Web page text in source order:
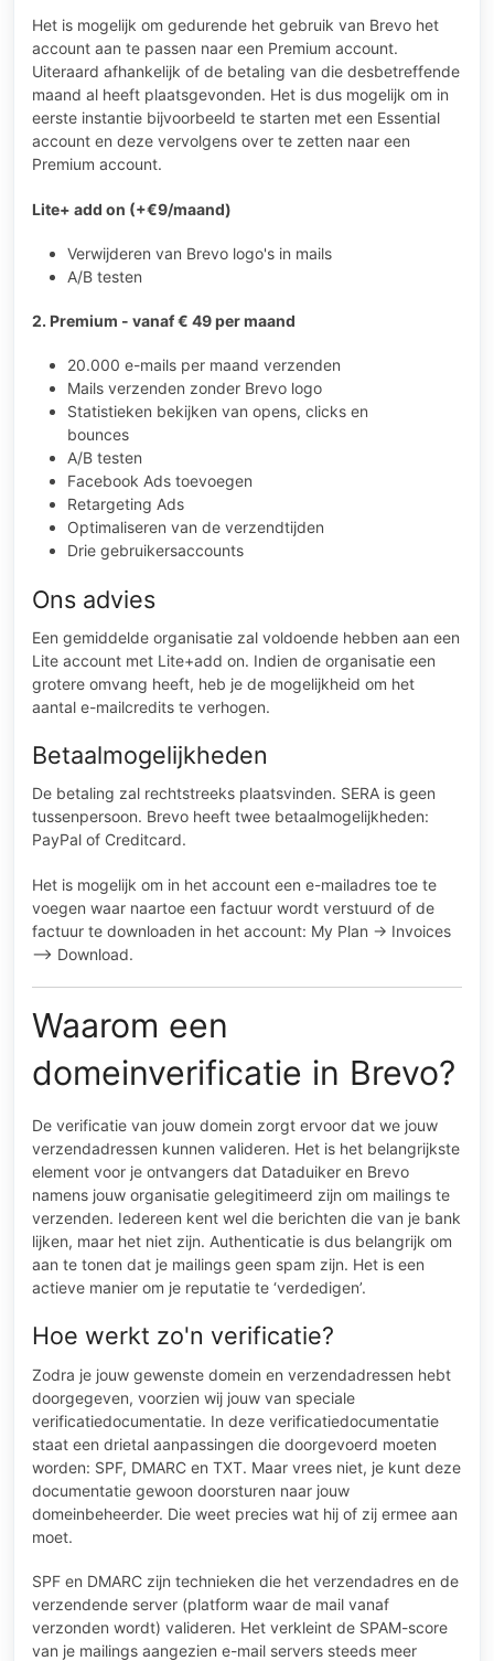
Het is mogelijk om gedurende het gebruik van Brevo het
account aan te passen naar een Premium account.
Uiteraard afhankelijk of de betaling van die desbetreffende
maand al heeft plaatsgevonden. Het is dus mogelijk om in
eerste instantie bijvoorbeeld te starten met een Essential
account en deze vervolgens over te zetten naar een
Premium account.
Lite+ add on (+€9/maand)
Verwijderen van Brevo logo's in mails
A/B testen
2. Premium - vanaf € 49 per maand
20.000 e-mails per maand verzenden
Mails verzenden zonder Brevo logo
Statistieken bekijken van opens, clicks en
bounces
A/B testen
Facebook Ads toevoegen
Retargeting Ads
Optimaliseren van de verzendtijden
Drie gebruikersaccounts
Ons advies
Een gemiddelde organisatie zal voldoende hebben aan een
Lite account met Lite+add on. Indien de organisatie een
grotere omvang heeft, heb je de mogelijkheid om het
aantal e-mailcredits te verhogen.
Betaalmogelijkheden
De betaling zal rechtstreeks plaatsvinden. SERA is geen
tussenpersoon. Brevo heeft twee betaalmogelijkheden:
PayPal of Creditcard.
Het is mogelijk om in het account een e-mailadres toe te
voegen waar naartoe een factuur wordt verstuurd of de
factuur te downloaden in het account: My Plan -> Invoices
–> Download.
Waarom een
domeinverificatie in Brevo?
De verificatie van jouw domein zorgt ervoor dat we jouw
verzendadressen kunnen valideren. Het is het belangrijkste
element voor je ontvangers dat Dataduiker en Brevo
namens jouw organisatie gelegitimeerd zijn om mailings te
verzenden. Iedereen kent wel die berichten die van je bank
lijken, maar het niet zijn. Authenticatie is dus belangrijk om
aan te tonen dat je mailings geen spam zijn. Het is een
actieve manier om je reputatie te ‘verdedigen’.
Hoe werkt zo'n verificatie?
Zodra je jouw gewenste domein en verzendadressen hebt
doorgegeven, voorzien wij jouw van speciale
verificatiedocumentatie. In deze verificatiedocumentatie
staat een drietal aanpassingen die doorgevoerd moeten
worden: SPF, DMARC en TXT. Maar vrees niet, je kunt deze
documentatie gewoon doorsturen naar jouw
domeinbeheerder. Die weet precies wat hij of zij ermee aan
moet.
SPF en DMARC zijn technieken die het verzendadres en de
verzendende server (platform waar de mail vanaf
verzonden wordt) valideren. Het verkleint de SPAM-score
van je mailings aangezien e-mail servers steeds meer